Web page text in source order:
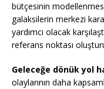
bütçesinin
galaksilerin merkezi
yardımcı olacak
referans noktası
Geleceğe dönük yol
olaylarının daha